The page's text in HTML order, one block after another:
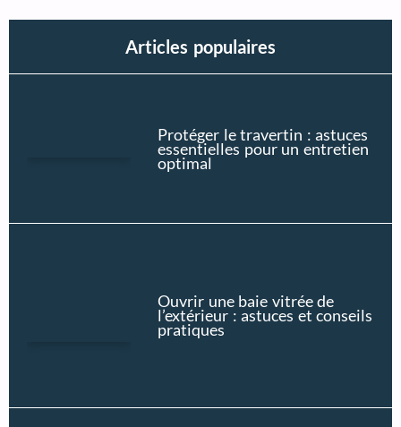
Articles populaires
Protéger le travertin : astuces
essentielles pour un entretien
optimal
Ouvrir une baie vitrée de
l’extérieur : astuces et conseils
pratiques